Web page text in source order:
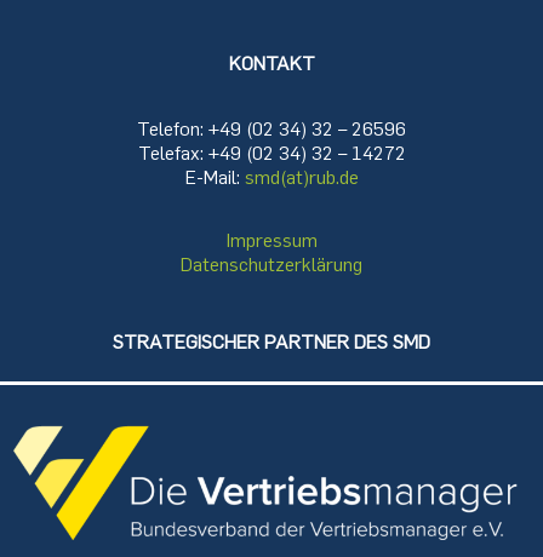
KONTAKT
Telefon: +49 (02 34) 32 – 26596
Telefax: +49 (02 34) 32 – 14272
E-Mail: smd(at)rub.de
Impressum
Datenschutzerklärung
STRATEGISCHER PARTNER DES SMD